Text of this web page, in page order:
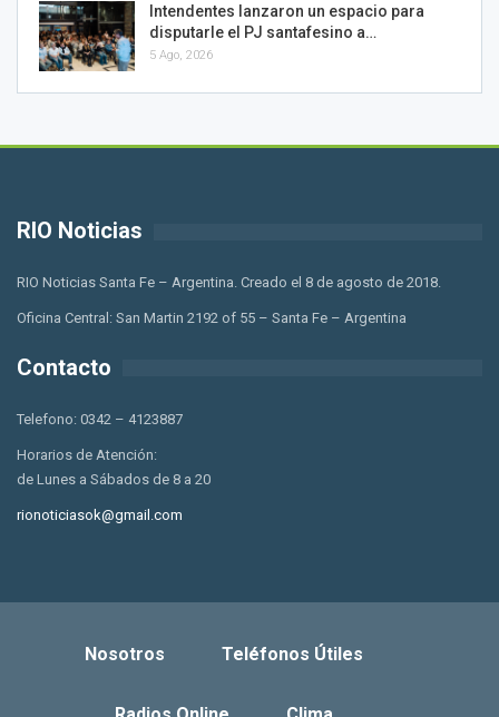
Intendentes lanzaron un espacio para
disputarle el PJ santafesino a…
5 Ago, 2026
RIO Noticias
RIO Noticias Santa Fe – Argentina. Creado el 8 de agosto de 2018.
Oficina Central: San Martin 2192 of 55 – Santa Fe – Argentina
Contacto
Telefono: 0342 – 4123887
Horarios de Atención:
de Lunes a Sábados de 8 a 20
rionoticiasok@gmail.com
Nosotros Teléfonos Útiles